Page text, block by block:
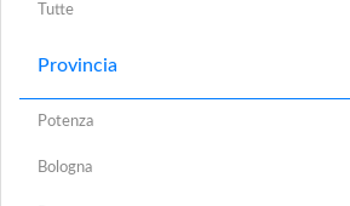
Tutte
Provincia
Potenza
Bologna